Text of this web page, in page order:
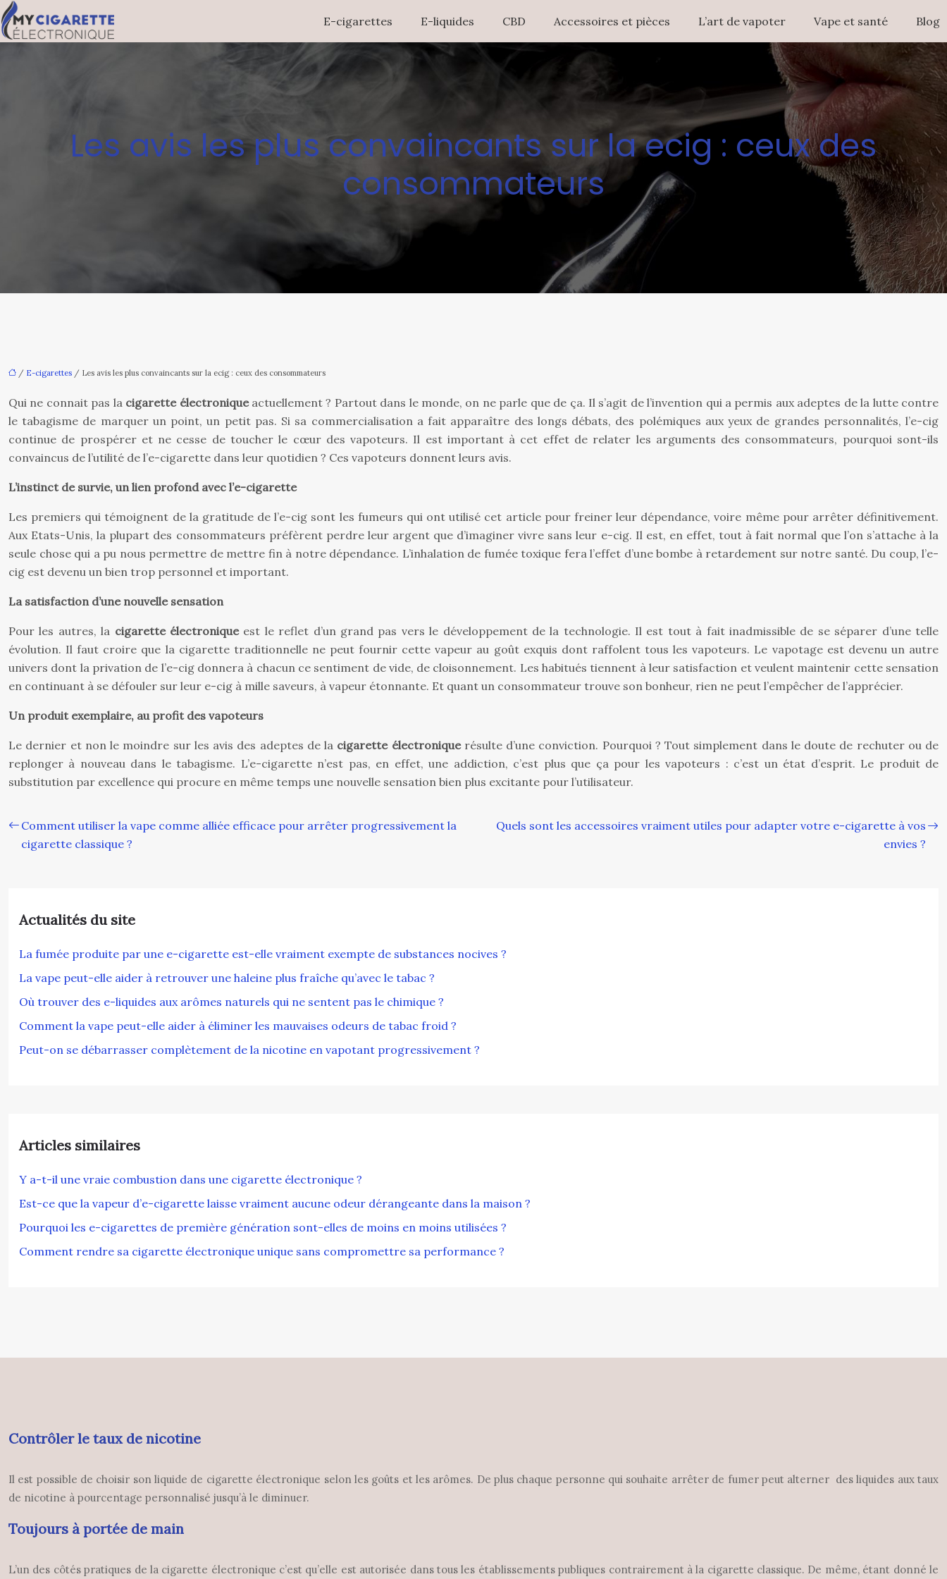
E-cigarettes E-liquides CBD Accessoires et pièces L’art de vapoter Vape et santé Blog
Les avis les plus convaincants sur la ecig : ceux des
consommateurs
/ E-cigarettes / Les avis les plus convaincants sur la ecig : ceux des consommateurs
Qui ne connait pas la cigarette électroniqueactuellement ? Partout dans le monde, on ne parle que de ça. Il s’agit de l’invention qui a permis aux adeptes de la lutte contre
le tabagisme de marquer un point, un petit pas. Si sa commercialisation a fait apparaître des longs débats, des polémiques aux yeux de grandes personnalités, l’e-cig
continue de prospérer et ne cesse de toucher le cœur des vapoteurs. Il est important à cet effet de relater les arguments des consommateurs, pourquoi sont-ils
convaincus de l’utilité de l’e-cigarette dans leur quotidien ? Ces vapoteurs donnent leurs avis.
L’instinct de survie, un lien profond avec l’e-cigarette
Les premiers qui témoignent de la gratitude de l’e-cig sont les fumeurs qui ont utilisé cet article pour freiner leur dépendance, voire même pour arrêter définitivement.
Aux Etats-Unis, la plupart des consommateurs préfèrent perdre leur argent que d’imaginer vivre sans leur e-cig. Il est, en effet, tout à fait normal que l’on s’attache à la
seule chose qui a pu nous permettre de mettre fin à notre dépendance. L’inhalation de fumée toxique fera l’effet d’une bombe à retardement sur notre santé. Du coup, l’e-
cig est devenu un bien trop personnel et important.
La satisfaction d’une nouvelle sensation
Pour les autres, la cigarette électroniqueest le reflet d’un grand pas vers le développement de la technologie. Il est tout à fait inadmissible de se séparer d’une telle
évolution. Il faut croire que la cigarette traditionnelle ne peut fournir cette vapeur au goût exquis dont raffolent tous les vapoteurs. Le vapotage est devenu un autre
univers dont la privation de l’e-cig donnera à chacun ce sentiment de vide, de cloisonnement. Les habitués tiennent à leur satisfaction et veulent maintenir cette sensation
en continuant à se défouler sur leur e-cig à mille saveurs, à vapeur étonnante. Et quant un consommateur trouve son bonheur, rien ne peut l’empêcher de l’apprécier.
Un produit exemplaire, au profit des vapoteurs
Le dernier et non le moindre sur les avis des adeptes de la cigarette électroniquerésulte d’une conviction. Pourquoi ? Tout simplement dans le doute de rechuter ou de
replonger à nouveau dans le tabagisme. L’e-cigarette n’est pas, en effet, une addiction, c’est plus que ça pour les vapoteurs : c’est un état d’esprit. Le produit de
substitution par excellence qui procure en même temps une nouvelle sensation bien plus excitante pour l’utilisateur.
Comment utiliser la vape comme alliée efficace pour arrêter progressivement la
cigarette classique ?
Quels sont les accessoires vraiment utiles pour adapter votre e-cigarette à vos
envies ?
Actualités du site
La fumée produite par une e-cigarette est-elle vraiment exempte de substances nocives ?
La vape peut-elle aider à retrouver une haleine plus fraîche qu’avec le tabac ?
Où trouver des e-liquides aux arômes naturels qui ne sentent pas le chimique ?
Comment la vape peut-elle aider à éliminer les mauvaises odeurs de tabac froid ?
Peut-on se débarrasser complètement de la nicotine en vapotant progressivement ?
Articles similaires
Y a-t-il une vraie combustion dans une cigarette électronique ?
Est-ce que la vapeur d’e-cigarette laisse vraiment aucune odeur dérangeante dans la maison ?
Pourquoi les e-cigarettes de première génération sont-elles de moins en moins utilisées ?
Comment rendre sa cigarette électronique unique sans compromettre sa performance ?
Contrôler le taux de nicotine
Il est possible de choisir son liquide de cigarette électronique selon les goûts et les arômes. De plus chaque personne qui souhaite arrêter de fumer peut alterner des liquides aux taux
de nicotine à pourcentage personnalisé jusqu’à le diminuer.
Toujours à portée de main
L’un des côtés pratiques de la cigarette électronique c’est qu’elle est autorisée dans tous les établissements publiques contrairement à la cigarette classique. De même, étant donné le